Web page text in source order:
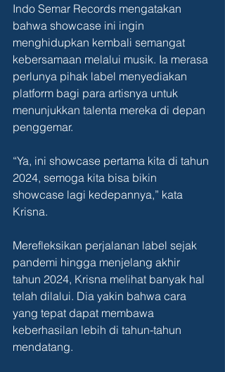
Indo Semar Records mengatakan
bahwa showcase ini ingin
menghidupkan kembali semangat
kebersamaan melalui musik. Ia merasa
perlunya pihak label menyediakan
platform bagi para artisnya untuk
menunjukkan talenta mereka di depan
penggemar.
“Ya, ini showcase pertama kita di tahun
2024, semoga kita bisa bikin
showcase lagi kedepannya,” kata
Krisna.
Merefleksikan perjalanan label sejak
pandemi hingga menjelang akhir
tahun 2024, Krisna melihat banyak hal
telah dilalui. Dia yakin bahwa cara
yang tepat dapat membawa
keberhasilan lebih di tahun-tahun
mendatang.